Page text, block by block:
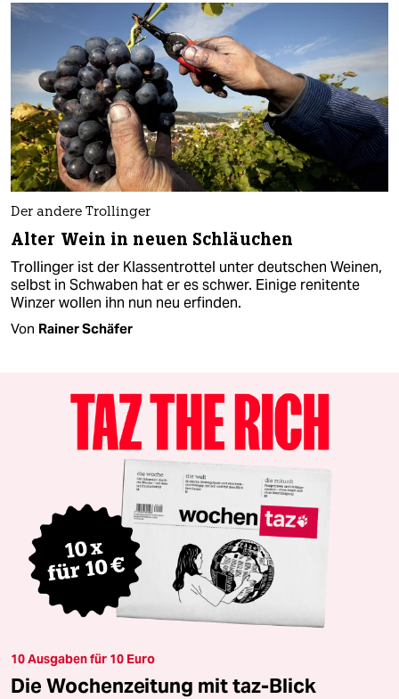
Der andere Trollinger
Alter Wein in neuen Schläuchen
Trollinger ist der Klassentrottel unter deutschen Weinen,
selbst in Schwaben hat er es schwer. Einige renitente
Winzer wollen ihn nun neu erfinden.
Von Rainer Schäfer
10 Ausgaben für 10 Euro
Die Wochenzeitung mit taz-Blick